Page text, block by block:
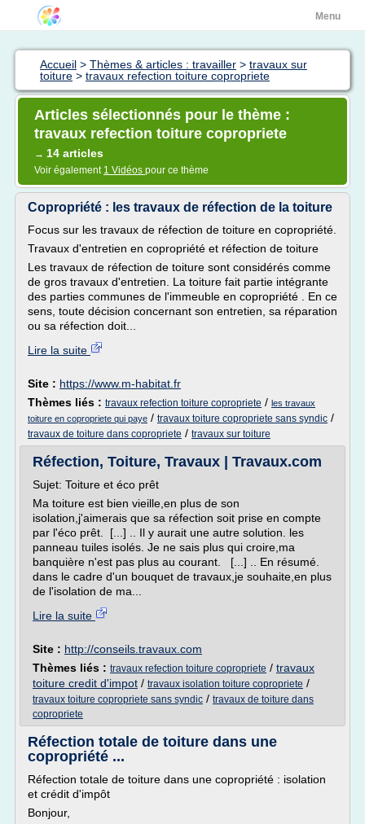
Menu
Accueil > Thèmes & articles : travailler > travaux sur
toiture > travaux refection toiture copropriete
Articles sélectionnés pour le thème :
travaux refection toiture copropriete
→ 14 articles
Voir également 1 Vidéos pour ce thème
Copropriété : les travaux de réfection de la toiture
Focus sur les travaux de réfection de toiture en copropriété.
Travaux d'entretien en copropriété et réfection de toiture
Les travaux de réfection de toiture sont considérés comme
de gros travaux d'entretien. La toiture fait partie intégrante
des parties communes de l'immeuble en copropriété . En ce
sens, toute décision concernant son entretien, sa réparation
ou sa réfection doit...
Lire la suite
Site : https://www.m-habitat.fr
Thèmes liés : travaux refection toiture copropriete / les travaux
toiture en copropriete qui paye / travaux toiture copropriete sans syndic /
travaux de toiture dans copropriete / travaux sur toiture
Réfection, Toiture, Travaux | Travaux.com
Sujet: Toiture et éco prêt
Ma toiture est bien vieille,en plus de son
isolation,j'aimerais que sa réfection soit prise en compte
par l'éco prêt. [...] .. Il y aurait une autre solution. les
panneau tuiles isolés. Je ne sais plus qui croire,ma
banquière n'est pas plus au courant. [...] .. En résumé.
dans le cadre d'un bouquet de travaux,je souhaite,en plus
de l'isolation de ma...
Lire la suite
Site : http://conseils.travaux.com
Thèmes liés : travaux refection toiture copropriete / travaux
toiture credit d'impot / travaux isolation toiture copropriete /
travaux toiture copropriete sans syndic / travaux de toiture dans
copropriete
Réfection totale de toiture dans une
copropriété ...
Réfection totale de toiture dans une copropriété : isolation
et crédit d'impôt
Bonjour,